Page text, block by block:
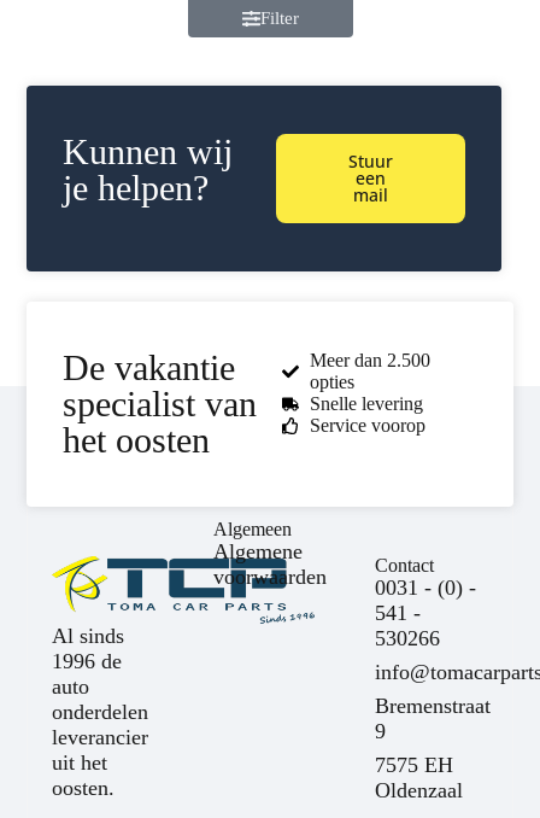
Filter
Kunnen wij
je helpen?
Stuur
een
mail
De vakantie
specialist van
het oosten
Meer dan 2.500
opties
Snelle levering
Service voorop
Al sinds
1996 de
auto
onderdelen
leverancier
uit het
oosten.
Algemeen
Algemene
voorwaarden
Contact
0031 - (0) -
541 -
530266
Bremenstraat
9
7575 EH
Oldenzaal